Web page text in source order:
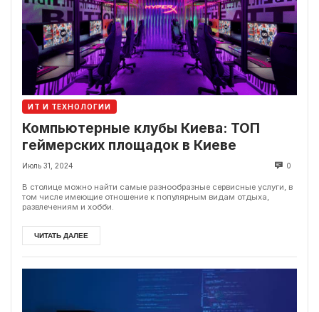
ИТ И ТЕХНОЛОГИИ
Компьютерные клубы Киева: ТОП
геймерских площадок в Киеве
Июль 31, 2024 0
В столице можно найти самые разнообразные сервисные услуги, в
том числе имеющие отношение к популярным видам отдыха,
развлечениям и хобби.
ЧИТАТЬ ДАЛЕЕ